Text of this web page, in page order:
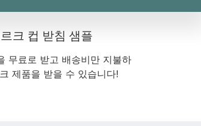
크 컵 받침 샘플
무료로 받고 배송비만 지불하
제품을 받을 수 있습니다!